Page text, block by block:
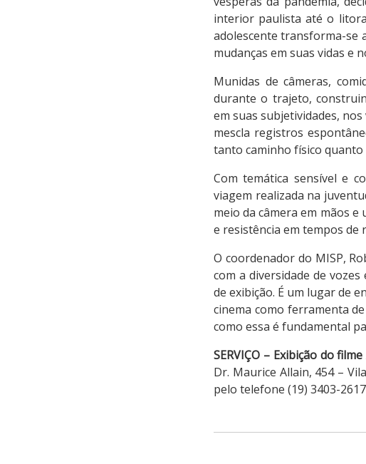
interior paulista até o
adolescente transforma-se
mudanças em suas vidas e
Munidas de câmeras,
durante o trajeto,
em suas subjetividades,
mescla registros
tanto caminho físico
Com temática sensível e
viagem realizada na
meio da câmera em mãos
e resistência em tempos de
O coordenador do MISP,
com a diversidade de
de exibição. É um lugar de
cinema como ferramenta
como essa é fundamental
SERVIÇO – Exibição do
Dr. Maurice Allain, 454 –
pelo telefone (19) 3403-